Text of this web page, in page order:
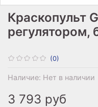
(0)
Наличие: Нет в наличии
Краскопульт
регулятором,
3 793 руб